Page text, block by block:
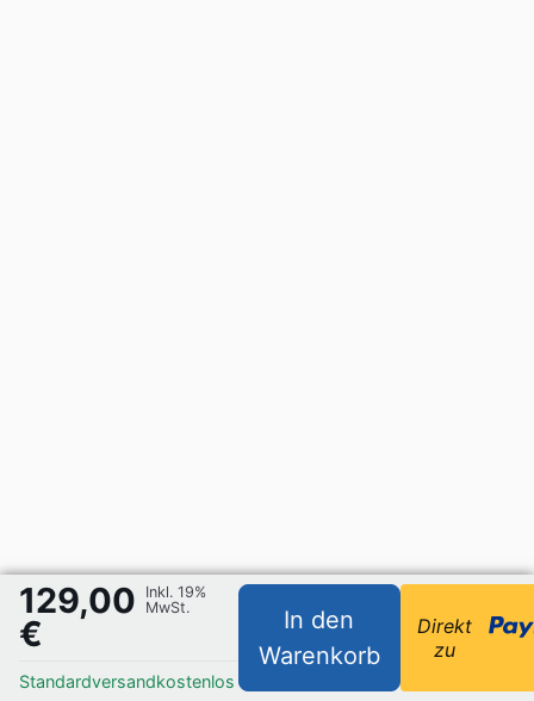
129,00
€
Inkl. 19%
MwSt.
Standardversandkostenlos
In den
Warenkorb
Direkt
zu